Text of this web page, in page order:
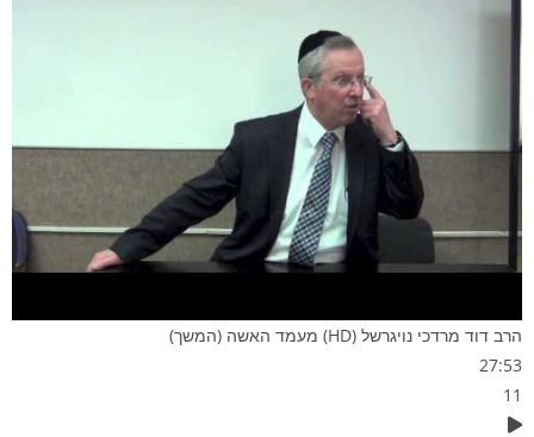
הרב דוד מרדכי נויגרשל (HD) מעמד האשה (המשך)
27:53
11